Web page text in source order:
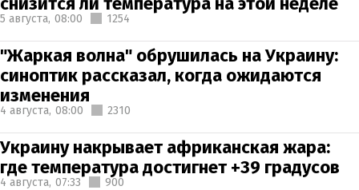
5 августа, 08:00 1254
"Жаркая волна" обрушилась на Украину:
синоптик рассказал, когда ожидаются
изменения
4 августа, 08:00 2310
Украину накрывает африканская жара:
где температура достигнет +39 градусов
4 августа, 07:33 900